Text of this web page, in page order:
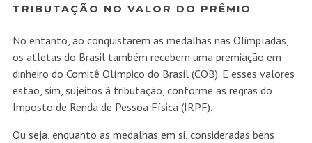
TRIBUTAÇÃO NO VALOR DO PRÊMIO
No entanto, ao conquistarem as medalhas nas Olimpíadas,
os atletas do Brasil também recebem uma premiação em
dinheiro do Comitê Olímpico do Brasil (COB). E esses valores
estão, sim, sujeitos à tributação, conforme as regras do
Imposto de Renda de Pessoa Física (IRPF).
Ou seja, enquanto as medalhas em si, consideradas bens